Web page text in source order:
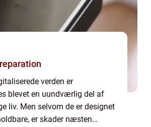
verden er
blevet en uundværlig del af
liv. Men selvom de er designet
er skader næsten